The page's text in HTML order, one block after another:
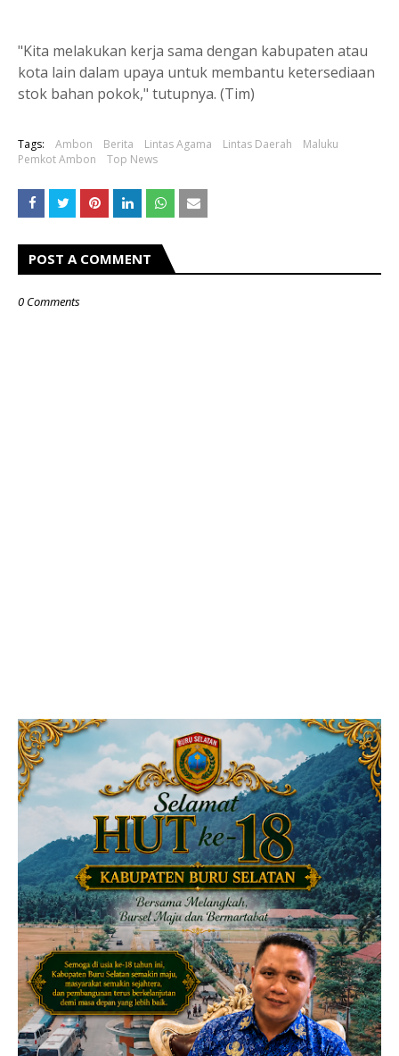
"Kita melakukan kerja sama dengan kabupaten atau
kota lain dalam upaya untuk membantu ketersediaan
stok bahan pokok," tutupnya. (Tim)
Tags: Ambon Berita Lintas Agama Lintas Daerah
Maluku
Pemkot Ambon
Top News
POST A COMMENT
0 Comments